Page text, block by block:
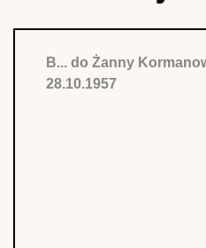
B... do Żanny
28.10.1957